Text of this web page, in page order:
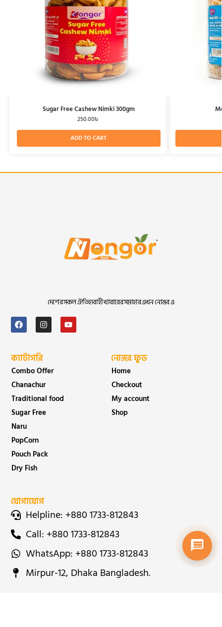
Sugar Free Cashew Nimki 300gm
250.00৳
ADD TO CART
দেশের সকল ঐতিহ্যবাহী খাবারের সমাহার এখন নোঙর এ
ক্যাটাগরি
Combo Offer
Chanachur
Traditional food
Sugar Free
Naru
PopCorn
Pouch Pack
Dry Fish
নোঙ্গর ফুড
Home
Checkout
My account
Shop
যোগাযোগ
Helpline: +880 1733-812843
Call: +880 1733-812843
WhatsApp: +880 1733-812843
Mirpur-12, Dhaka Bangladesh.